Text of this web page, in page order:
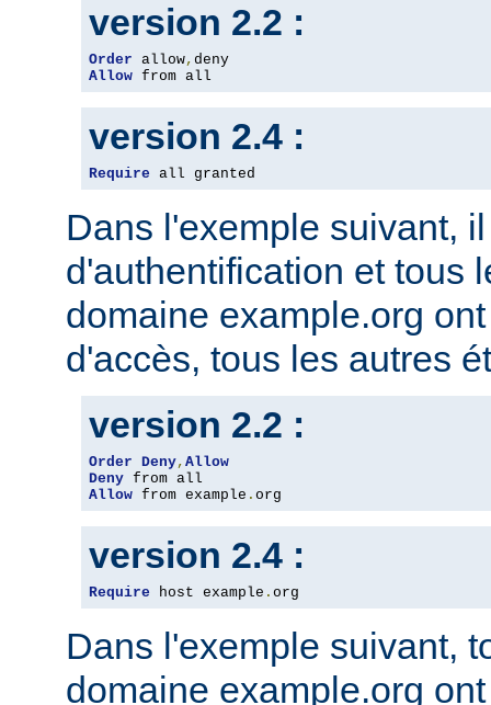
version 2.2 :
Order allow,
Allow from all
version 2.4 :
Require all granted
Dans l'exemple suivant,
d'authentification et tous
domaine example.org
d'accès, tous les autres
version 2.2 :
Order Deny, Allow
Deny
Allow from example . org
version 2.4 :
Require host example . org
Dans l'exemple suivant,
domaine example.org